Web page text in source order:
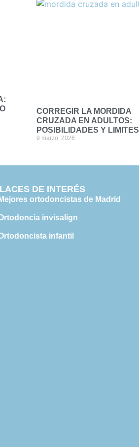
CORREGIR LA MORDIDA
CRUZADA EN ADULTOS:
POSIBILIDADES Y LIMITES
9 marzo, 2026
DE INTERÉS
Mejores ortodoncistas de Madrid
invisalign
infantil